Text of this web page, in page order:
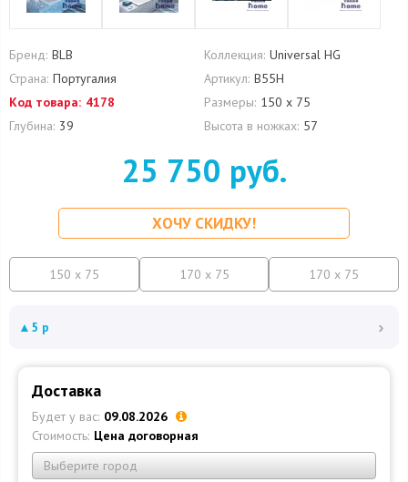
Бренд: BLB Коллекция: Universal HG
Страна: Португалия Артикул: B55H
Код товара: 4178 Размеры: 150 х 75
Глубина: 39 Высота в ножках: 57
25 750 руб.
ХОЧУ СКИДКУ!
150 x 75 170 x 75 170 x 75
▲ 5 р ›
Доставка
Будет у вас: 09.08.2026
Стоимость: Цена договорная
Выберите город